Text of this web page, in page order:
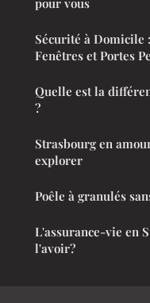
Sécurité à Domicile
Fenêtres et Portes
Quelle est la
?
Strasbourg en
explorer
Poêle à granulés
L'assurance-vie en
l'avoir?